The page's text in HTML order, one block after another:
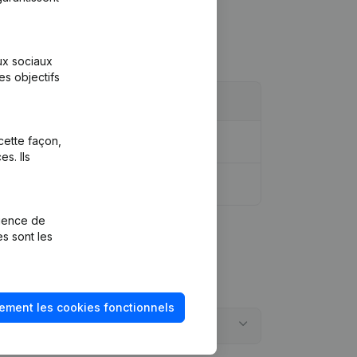
sociaux
objectifs
façon,
Ils
de
sont les
les cookies fonctionnels